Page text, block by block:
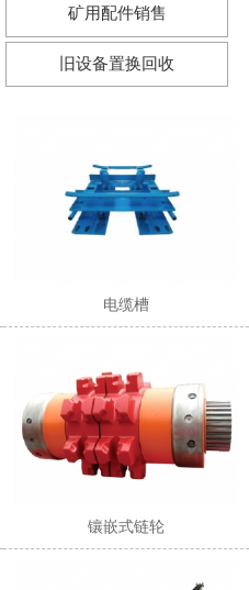
矿用配件销售
旧设备置换回收
电缆槽
镶嵌式链轮